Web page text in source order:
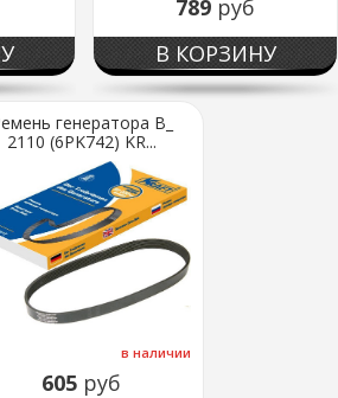
789 руб
В КОРЗИНУ
генератора В_
2110 (6PK742) KR...
в наличии
605 руб